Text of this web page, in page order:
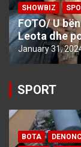
SHOWBIZ
FOTO/ U
Leota dhe
January 31,
SPORT
BOTA